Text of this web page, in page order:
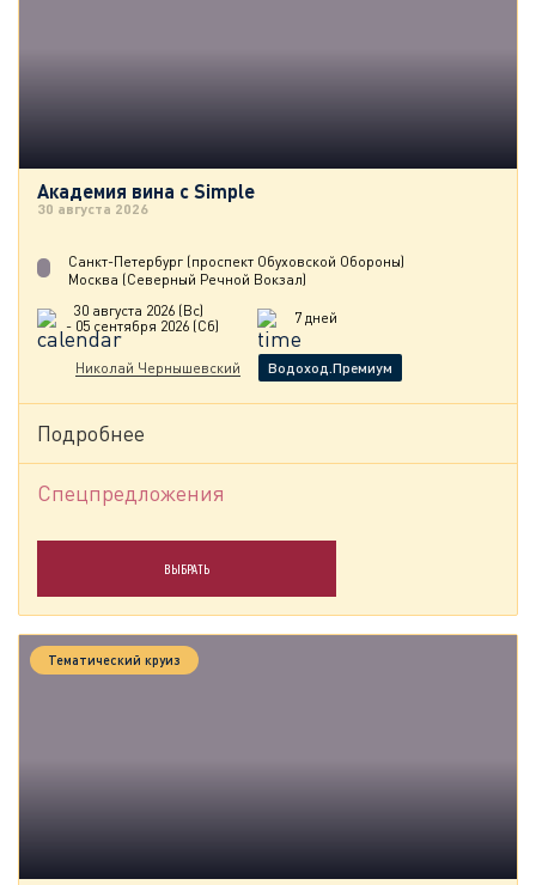
Академия вина с Simple
30 августа 2026
Санкт-Петербург (проспект Обуховской Обороны)
Москва (Северный Речной Вокзал)
30 августа 2026 (Вс)
- 05 сентября 2026 (Сб)
7 дней
Николай Чернышевский Водоход.Премиум
Подробнее
Спецпредложения
ВЫБРАТЬ
Тематический круиз